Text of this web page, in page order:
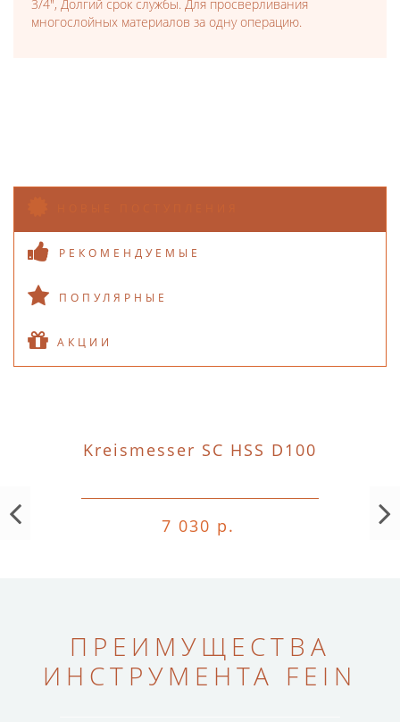
3/4", Долгий срок службы. Для просверливания
многослойных материалов за одну операцию.
РЕКОМЕНДУЕМЫЕ
ПОПУЛЯРНЫЕ
АКЦИИ
Kreismesser SC HSS D100
7 030 р.
ПРЕИМУЩЕСТВА
ИНСТРУМЕНТА FEIN